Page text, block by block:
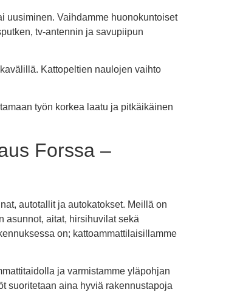
uusiminen. Vaihdamme huonokuntoiset
tv-antennin ja savupiipun
Kattopeltien naulojen vaihto
työn korkea laatu ja pitkäikäinen
Forssa –
autotallit ja autokatokset. Meillä on
asunnot, aitat, hirsihuvilat sekä
on; kattoammattilaisillamme
ja varmistamme yläpohjan
suoritetaan aina hyviä rakennustapoja